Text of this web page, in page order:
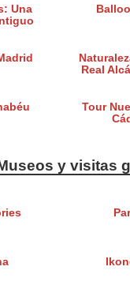
Una
Real
Tour
y visitas